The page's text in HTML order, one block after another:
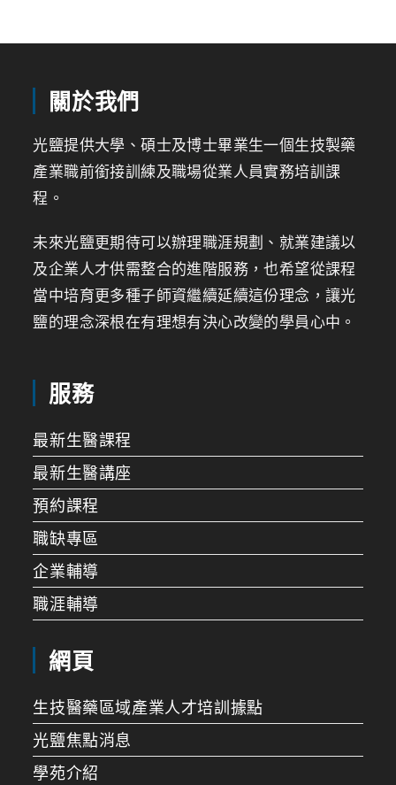
關於我們
光鹽提供大學、碩士及博士畢業生一個生技製藥
產業職前銜接訓練及職場從業人員實務培訓課
程。
未來光鹽更期待可以辦理職涯規劃、就業建議以
及企業人才供需整合的進階服務，也希望從課程
當中培育更多種子師資繼續延續這份理念，讓光
鹽的理念深根在有理想有決心改變的學員心中。
服務
最新生醫課程
最新生醫講座
預約課程
職缺專區
企業輔導
職涯輔導
網頁
生技醫藥區域產業人才培訓據點
光鹽焦點消息
學苑介紹